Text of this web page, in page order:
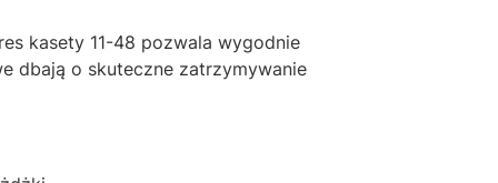
kasety 11-48 pozwala wygodnie
dbają o skuteczne zatrzymywanie